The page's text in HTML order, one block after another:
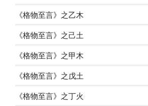
《格物至言》之乙木
《格物至言》之己土
《格物至言》之甲木
《格物至言》之戊土
《格物至言》之丁火